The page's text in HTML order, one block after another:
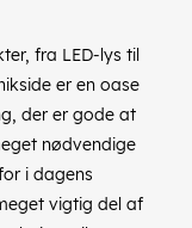
fra LED-lys til
er en oase
der er gode at
nødvendige
i dagens
vigtig del af